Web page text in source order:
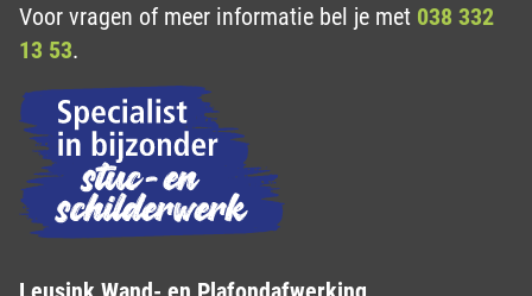
Voor vragen of meer informatie bel je met 038 332
13 53.